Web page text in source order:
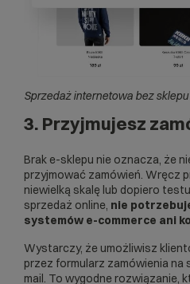
Sprzedaż internetowa bez
3. Przyjmujesz
Brak e-sklepu nie oznacza, że
przyjmować zamówień. Wręcz
niewielką skalę lub dopiero
sprzedaż online, nie
systemów e-commerce ani
Wystarczy, że umożliwisz
przez formularz zamówienia
mail. To wygodne rozwiązanie,